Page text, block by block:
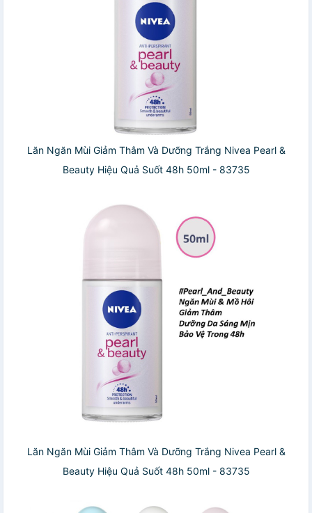
Lăn Ngăn Mùi Giảm Thâm Và Dưỡng Trắng Nivea Pearl &
Beauty Hiệu Quả Suốt 48h 50ml - 83735
Lăn Ngăn Mùi Giảm Thâm Và Dưỡng Trắng Nivea Pearl &
Beauty Hiệu Quả Suốt 48h 50ml - 83735